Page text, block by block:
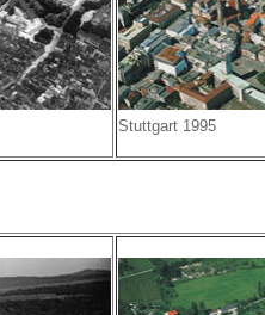
Stuttgart 1995